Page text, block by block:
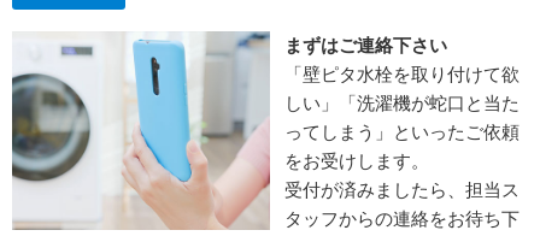
まずはご連絡下さい
「壁ピタ水栓を取り付けて欲
しい」「洗濯機が蛇口と当た
ってしまう」といったご依頼
をお受けします。
受付が済みましたら、担当ス
タッフからの連絡をお待ち下